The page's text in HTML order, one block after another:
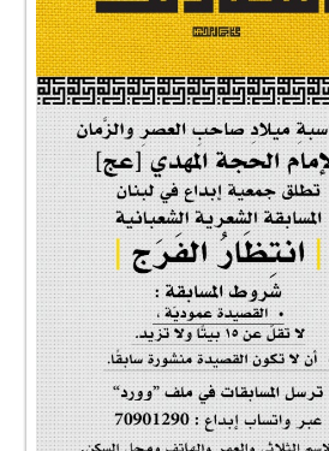
#إيران_حرم_فاطمة ...
| #فخر_المخدرات |
#صحيفة_المؤمن
إحتفالية #رياحين...
إحتفالية تكريم ا...
#فاطمة_روحي